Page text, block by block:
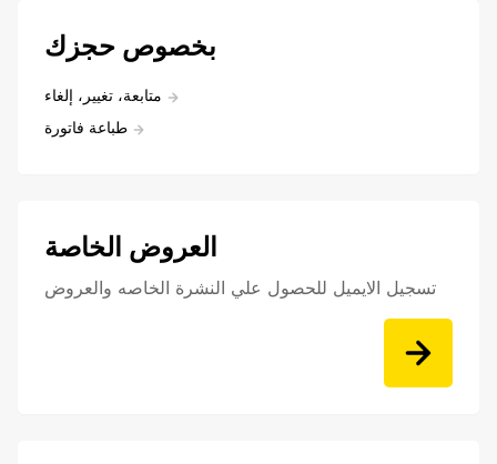
بخصوص حجزك
متابعة، تغيير، إلغاء
طباعة فاتورة
العروض الخاصة
تسجيل الايميل للحصول علي النشرة الخاصه والعروض